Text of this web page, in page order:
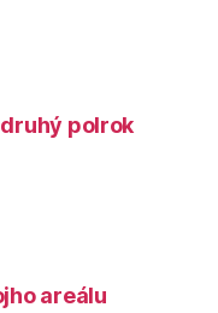
polrok
areálu